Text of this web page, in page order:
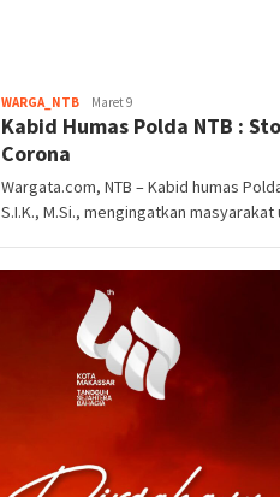
WARGA_NTBrootMaret 9
Kabid Humas Polda NTB :
Corona
Wargata.com, NTB – Kabid humas
S.I.K., M.Si., mengingatkan